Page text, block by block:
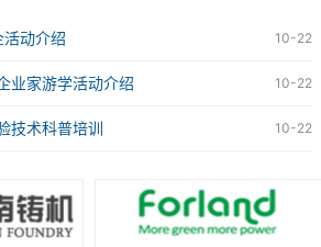
10-22
动介绍
10-22
业家游学活动介绍
10-22
技术科普培训